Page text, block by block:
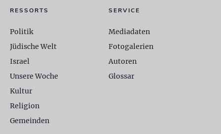
RESSORTS
Politik
Jüdische Welt
Israel
Unsere Woche
Kultur
Religion
Gemeinden
SERVICE
Mediadaten
Fotogalerien
Autoren
Glossar